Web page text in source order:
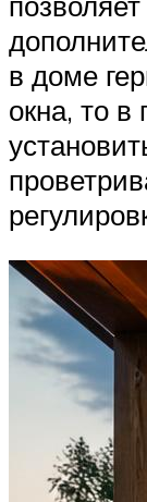
в доме
окна, то